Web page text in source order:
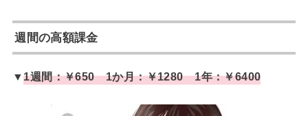
週間の高額課金
▼1週間：￥650 1か月：￥1280 1年：￥6400